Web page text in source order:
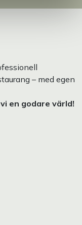
– med egen
en godare värld!